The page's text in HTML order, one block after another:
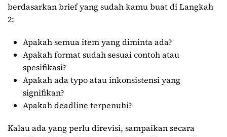
berdasarkan brief yang sudah kamu buat di Langkah
2:
Apakah semua item yang diminta ada?
Apakah format sudah sesuai contoh atau
spesifikasi?
Apakah ada typo atau inkonsistensi yang
signifikan?
Apakah deadline terpenuhi?
Kalau ada yang perlu direvisi, sampaikan secara